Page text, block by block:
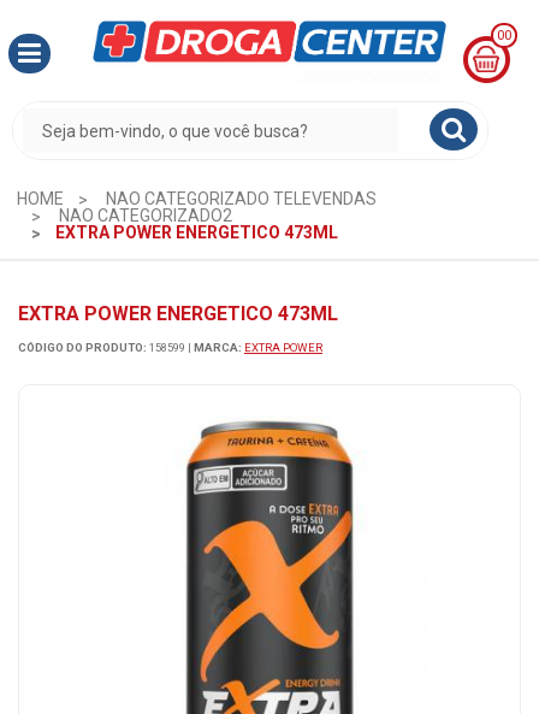
00
CESTA
R$
0,00
HOME
NAO CATEGORIZADO TELEVENDAS
NAO CATEGORIZADO2
EXTRA POWER ENERGETICO 473ML
EXTRA POWER ENERGETICO 473ML
CÓDIGO DO PRODUTO: 158599 | MARCA: EXTRA POWER